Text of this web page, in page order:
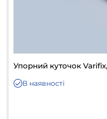
Упорний куточок
В наявності